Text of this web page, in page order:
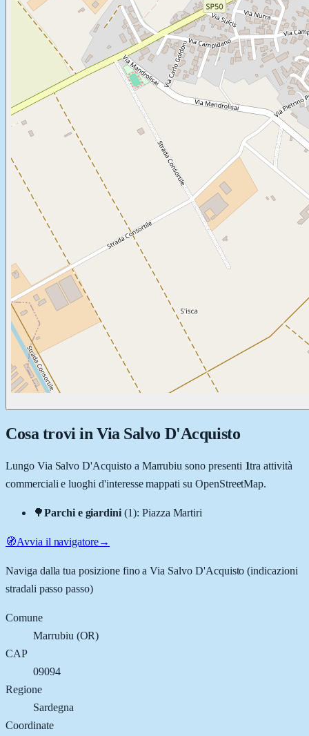
Cosa trovi in Via Salvo D'Acquisto
Lungo Via Salvo D'Acquistoa Marrubiu sono presenti 1tra attività
commerciali e luoghi d'interesse mappati su OpenStreetMap.
🌳Parchi e giardini (1): Piazza Martiri
🧭Avvia il navigatore→
Naviga dalla tua posizione fino aVia Salvo D'Acquisto (indicazioni
stradali passo passo)
Comune
Marrubiu (OR)
CAP
09094
Regione
Sardegna
Coordinate